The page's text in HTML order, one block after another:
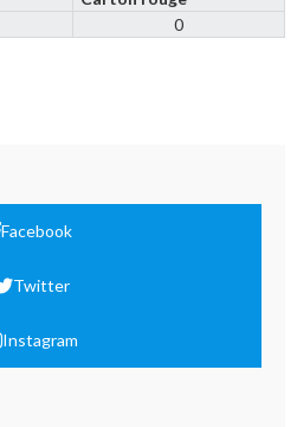
0
Facebook
Twitter
Instagram